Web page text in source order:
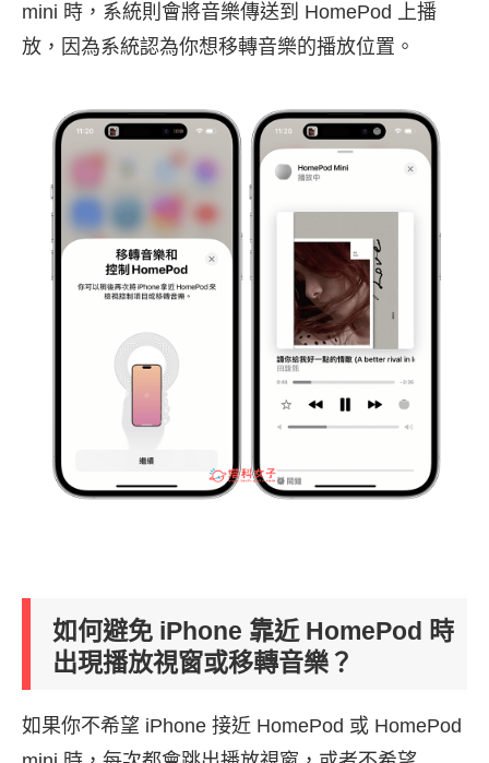
mini 時，系統則會將音樂傳送到 HomePod 上播
放，因為系統認為你想移轉音樂的播放位置。
如何避免 iPhone 靠近 HomePod 時
出現播放視窗或移轉音樂？
如果你不希望 iPhone 接近 HomePod 或 HomePod